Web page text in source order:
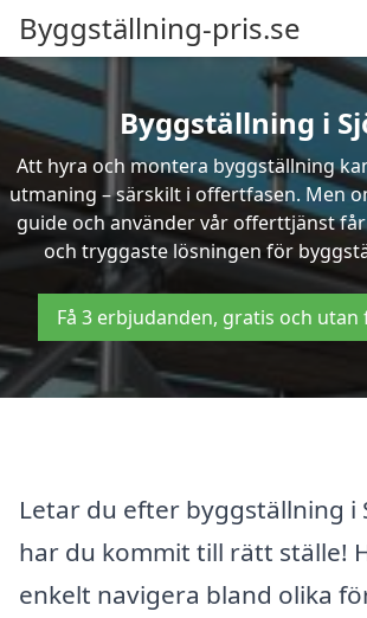
Byggställning-pris.se
Byggställning i
Att hyra och montera byggställning
utmaning – särskilt i offertfasen. Men
guide och använder vår offerttjänst
och tryggaste lösningen för
Få 3 erbjudanden, gratis och
Letar du efter byggställning i
har du kommit till rätt ställe!
enkelt navigera bland olika